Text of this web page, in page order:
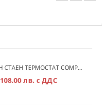
БЕЗЖИЧЕН СТАЕН ТЕРМОСТАТ COMPUTHERM Q7RF
108.00 лв. с ДДС